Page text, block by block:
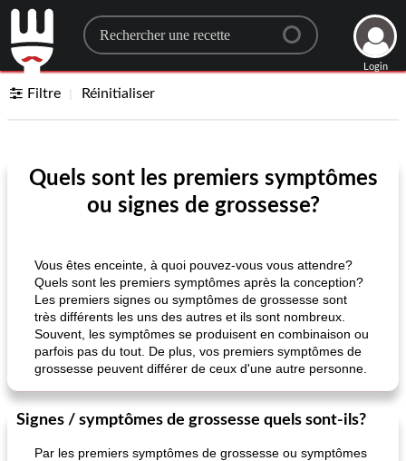
Search for a recipe
Login
Filtre Réinitialiser
Quels sont les premiers symptômes
ou signes de grossesse?
Vous êtes enceinte, à quoi pouvez-vous vous attendre?
Quels sont les premiers symptômes après la conception?
Les premiers signes ou symptômes de grossesse sont
très différents les uns des autres et ils sont nombreux.
Souvent, les symptômes se produisent en combinaison ou
parfois pas du tout. De plus, vos premiers symptômes de
grossesse peuvent différer de ceux d'une autre personne.
Signes / symptômes de grossesse quels sont-ils?
Par les premiers symptômes de grossesse ou symptômes